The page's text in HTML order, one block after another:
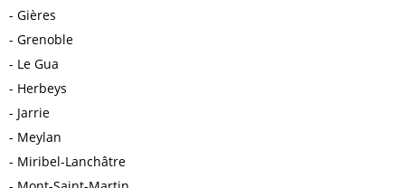
Gières
Grenoble
Le Gua
Herbeys
Jarrie
Meylan
Miribel-Lanchâtre